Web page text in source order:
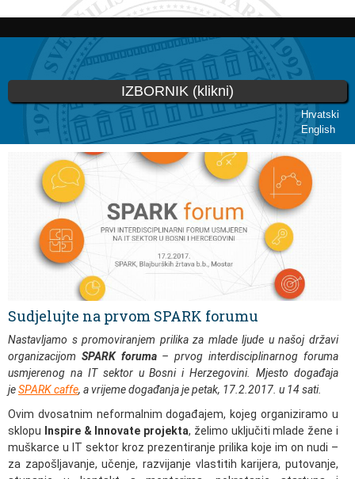
Skoči
glavni
sadržaj
Hrvatski
English
IZBORNIK (klikni)
Vi ste ovdje
Sudjelujte na prvom SPARK forumu
Nastavljamo s promoviranjem prilika za mlade ljude u našoj državi
organizacijom SPARK foruma– prvog interdisciplinarnog foruma
usmjerenog na IT sektor u Bosni i Herzegovini. Mjesto događaja
jeSPARK caffe, a vrijeme događanja je petak, 17.2.2017. u 14 sati.
Ovim dvosatnim neformalnim događajem, kojeg organiziramo u
sklopu
Inspire & Innovate projekta, želimo uključiti mlade žene i
muškarce u IT sektor kroz prezentiranje prilika koje im on nudi –
za zapošljavanje, učenje, razvijanje vlastitih karijera, putovanje,